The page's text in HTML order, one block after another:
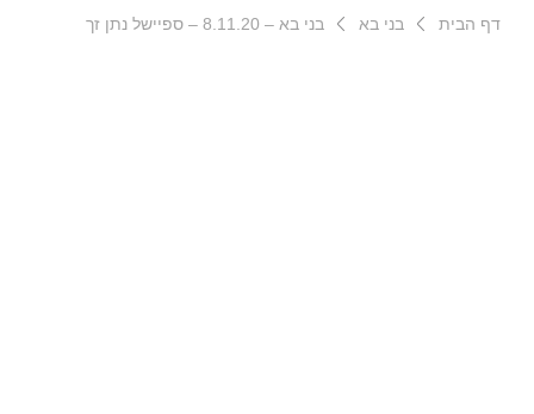
דף הבית בני בא בני בא – 8.11.20 – ספיישל נתן זך